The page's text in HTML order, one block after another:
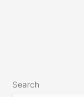
Search